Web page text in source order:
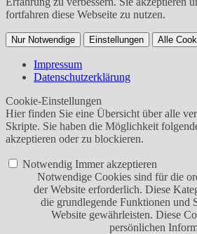
fortfahren diese Webseite zu nutzen.
Nur Notwendige Einstellungen Alle
Impressum
Datenschutzerklärung
Cookie-Einstellungen
Hier finden Sie eine Übersicht über alle
Skripte. Sie haben die Möglichkeit
akzeptieren oder zu blockieren.
Notwendig Immer akzeptieren
Notwendige Cookies sind für die
der Website erforderlich. Diese
die grundlegende Funktionen und
Website gewährleisten. Diese
persönlichen